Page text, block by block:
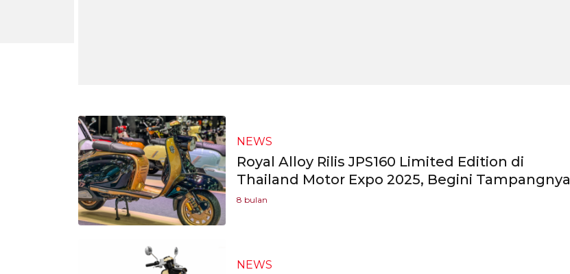
NEWS
Royal Alloy Rilis JPS160 Limited Edition di
Thailand Motor Expo 2025, Begini Tampangnya
8 bulan
NEWS